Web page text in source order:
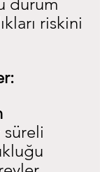
riskini
süreli